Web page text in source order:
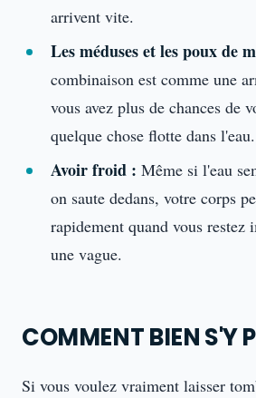
arrivent vite.
Les méduses et les poux de
combinaison est comme une
vous avez plus de chances de
quelque chose flotte dans l'eau.
Avoir froid : Même si l'eau
on saute dedans, votre corps
rapidement quand vous restez
une vague.
COMMENT BIEN S'Y
Si vous voulez vraiment laisser